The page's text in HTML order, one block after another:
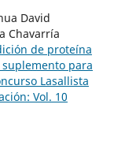
David
Chavarría
de proteína
para
Lasallista
Vol. 10